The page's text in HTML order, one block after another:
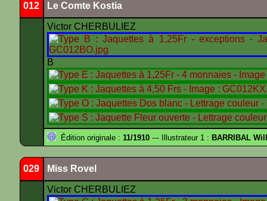
012 Le Comte Kostia
Victor CHERBULIEZ
B
Édition originale : 11/1910 --- Illustrateur 1 : BARRIBAL
029 Miss Rovel
Victor CHERBULIEZ